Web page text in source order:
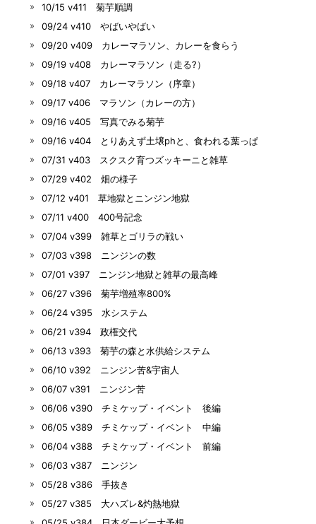
10/15 v411 菊芋順調
09/24 v410 やばいやばい
09/20 v409 カレーマラソン、カレーを食らう
09/19 v408 カレーマラソン（走る?）
09/18 v407 カレーマラソン（序章）
09/17 v406 マラソン（カレーの方）
09/16 v405 写真でみる菊芋
09/16 v404 とりあえず土壌phと、食われる葉っぱ
07/31 v403 スクスク育つズッキーニと雑草
07/29 v402 畑の様子
07/12 v401 草地獄とニンジン地獄
07/11 v400 400号記念
07/04 v399 雑草とゴリラの戦い
07/03 v398 ニンジンの数
07/01 v397 ニンジン地獄と雑草の最高峰
06/27 v396 菊芋増殖率800%
06/24 v395 水システム
06/21 v394 政権交代
06/13 v393 菊芋の森と水供給システム
06/10 v392 ニンジン苦&宇宙人
06/07 v391 ニンジン苦
06/06 v390 チミケップ・イベント 後編
06/05 v389 チミケップ・イベント 中編
06/04 v388 チミケップ・イベント 前編
06/03 v387 ニンジン
05/28 v386 手抜き
05/27 v385 大ハズレ&灼熱地獄